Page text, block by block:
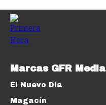
Marcas GFR Media
El Nuevo Día
Magacín